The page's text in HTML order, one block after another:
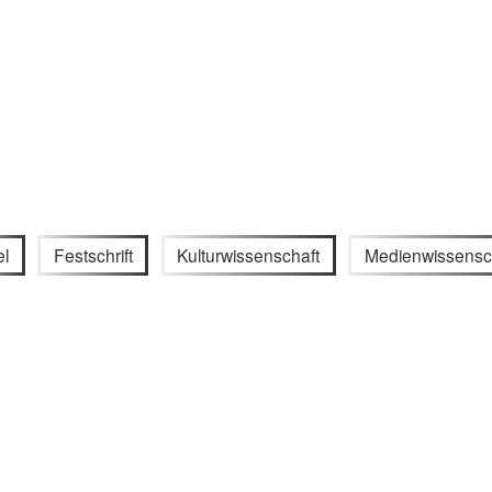
Festschrift Kulturwissenschaft